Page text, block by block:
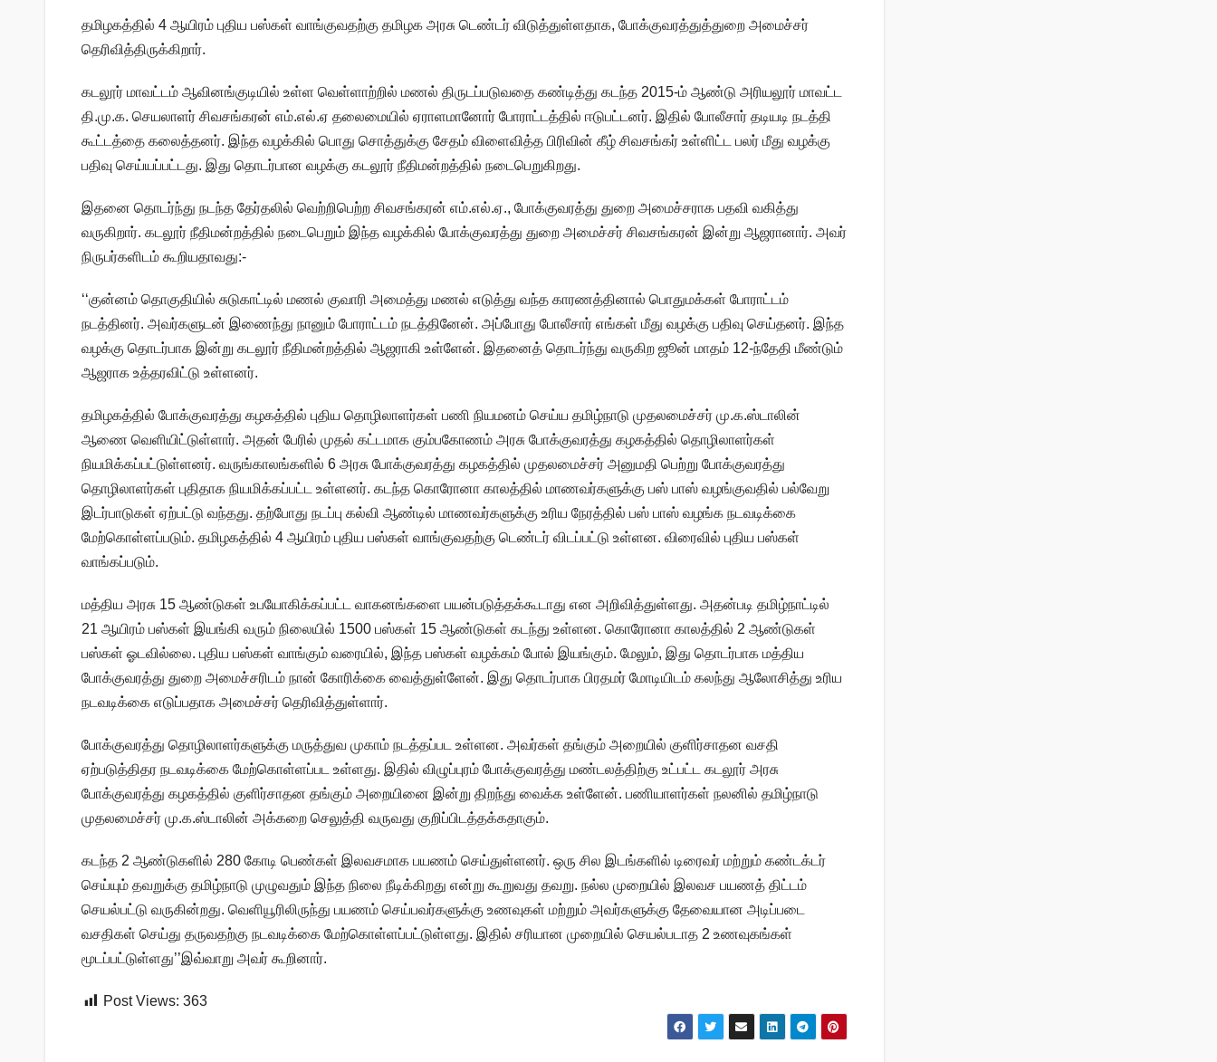
தமிழகத்தில் 4 ஆயிரம் புதிய பஸ்கள் வாங்குவதற்கு தமிழக அரசு டெண்டர் விடுத்துள்ளதாக, போக்குவரத்துத்துறை அமைச்சர்
தெரிவித்திருக்கிறார்.
கடலூர் மாவட்டம் ஆவினங்குடியில் உள்ள வெள்ளாற்றில் மணல் திருடப்படுவதை கண்டித்து கடந்த 2015-ம் ஆண்டு அரியலூர் மாவட்ட
தி.மு.க. செயலாளர் சிவசங்கரன் எம்.எல்.ஏ தலைமையில் ஏராளமானோர் போராட்டத்தில் ஈடுபட்டனர். இதில் போலீசார் தடியடி நடத்தி
கூட்டத்தை கலைத்தனர். இந்த வழக்கில் பொது சொத்துக்கு சேதம் விளைவித்த பிரிவின் கீழ் சிவசங்கர் உள்ளிட்ட பலர் மீது வழக்கு
பதிவு செய்யப்பட்டது. இது தொடர்பான வழக்கு கடலூர் நீதிமன்றத்தில் நடைபெறுகிறது.
இதனை தொடர்ந்து நடந்த தேர்தலில் வெற்றிபெற்ற சிவசங்கரன் எம்.எல்.ஏ., போக்குவரத்து துறை அமைச்சராக பதவி வகித்து
வருகிறார். கடலூர் நீதிமன்றத்தில் நடைபெறும் இந்த வழக்கில் போக்குவரத்து துறை அமைச்சர் சிவசங்கரன் இன்று ஆஜரானார். அவர்
நிருபர்களிடம் கூறியதாவது:-
‘‘குன்னம் தொகுதியில் சுடுகாட்டில் மணல் குவாரி அமைத்து மணல் எடுத்து வந்த காரணத்தினால் பொதுமக்கள் போராட்டம்
நடத்தினர். அவர்களுடன் இணைந்து நானும் போராட்டம் நடத்தினேன். அப்போது போலீசார் எங்கள் மீது வழக்கு பதிவு செய்தனர். இந்த
வழக்கு தொடர்பாக இன்று கடலூர் நீதிமன்றத்தில் ஆஜராகி உள்ளேன். இதனைத் தொடர்ந்து வருகிற ஜூன் மாதம் 12-ந்தேதி மீண்டும்
ஆஜராக உத்தரவிட்டு உள்ளனர்.
தமிழகத்தில் போக்குவரத்து கழகத்தில் புதிய தொழிலாளர்கள் பணி நியமனம் செய்ய தமிழ்நாடு முதலமைச்சர் மு.க.ஸ்டாலின்
ஆணை வெளியிட்டுள்ளார். அதன் பேரில் முதல் கட்டமாக கும்பகோணம் அரசு போக்குவரத்து கழகத்தில் தொழிலாளர்கள்
நியமிக்கப்பட்டுள்ளனர். வருங்காலங்களில் 6 அரசு போக்குவரத்து கழகத்தில் முதலமைச்சர் அனுமதி பெற்று போக்குவரத்து
தொழிலாளர்கள் புதிதாக நியமிக்கப்பட்ட உள்ளனர். கடந்த கொரோனா காலத்தில் மாணவர்களுக்கு பஸ் பாஸ் வழங்குவதில் பல்வேறு
இடர்பாடுகள் ஏற்பட்டு வந்தது. தற்போது நடப்பு கல்வி ஆண்டில் மாணவர்களுக்கு உரிய நேரத்தில் பஸ் பாஸ் வழங்க நடவடிக்கை
மேற்கொள்ளப்படும். தமிழகத்தில் 4 ஆயிரம் புதிய பஸ்கள் வாங்குவதற்கு டெண்டர் விடப்பட்டு உள்ளன. விரைவில் புதிய பஸ்கள்
வாங்கப்படும்.
மத்திய அரசு 15 ஆண்டுகள் உபயோகிக்கப்பட்ட வாகனங்களை பயன்படுத்தக்கூடாது என அறிவித்துள்ளது. அதன்படி தமிழ்நாட்டில்
21 ஆயிரம் பஸ்கள் இயங்கி வரும் நிலையில் 1500 பஸ்கள் 15 ஆண்டுகள் கடந்து உள்ளன. கொரோனா காலத்தில் 2 ஆண்டுகள்
பஸ்கள் ஓடவில்லை. புதிய பஸ்கள் வாங்கும் வரையில், இந்த பஸ்கள் வழக்கம் போல் இயங்கும். மேலும், இது தொடர்பாக மத்திய
போக்குவரத்து துறை அமைச்சரிடம் நான் கோரிக்கை வைத்துள்ளேன். இது தொடர்பாக பிரதமர் மோடியிடம் கலந்து ஆலோசித்து உரிய
நடவடிக்கை எடுப்பதாக அமைச்சர் தெரிவித்துள்ளார்.
போக்குவரத்து தொழிலாளர்களுக்கு மருத்துவ முகாம் நடத்தப்பட உள்ளன. அவர்கள் தங்கும் அறையில் குளிர்சாதன வசதி
ஏற்படுத்திதர நடவடிக்கை மேற்கொள்ளப்பட உள்ளது. இதில் விழுப்புரம் போக்குவரத்து மண்டலத்திற்கு உட்பட்ட கடலூர் அரசு
போக்குவரத்து கழகத்தில் குளிர்சாதன தங்கும் அறையினை இன்று திறந்து வைக்க உள்ளேன். பணியாளர்கள் நலனில் தமிழ்நாடு
முதலமைச்சர் மு.க.ஸ்டாலின் அக்கறை செலுத்தி வருவது குறிப்பிடத்தக்கதாகும்.
கடந்த 2 ஆண்டுகளில் 280 கோடி பெண்கள் இலவசமாக பயணம் செய்துள்ளனர். ஒரு சில இடங்களில் டிரைவர் மற்றும் கண்டக்டர்
செய்யும் தவறுக்கு தமிழ்நாடு முழுவதும் இந்த நிலை நீடிக்கிறது என்று கூறுவது தவறு. நல்ல முறையில் இலவச பயணத் திட்டம்
செயல்பட்டு வருகின்றது. வெளியூரிலிருந்து பயணம் செய்பவர்களுக்கு உணவுகள் மற்றும் அவர்களுக்கு தேவையான அடிப்படை
வசதிகள் செய்து தருவதற்கு நடவடிக்கை மேற்கொள்ளப்பட்டுள்ளது. இதில் சரியான முறையில் செயல்படாத 2 உணவுகங்கள்
மூடப்பட்டுள்ளது’’இவ்வாறு அவர் கூறினார்.
Post Views: 363